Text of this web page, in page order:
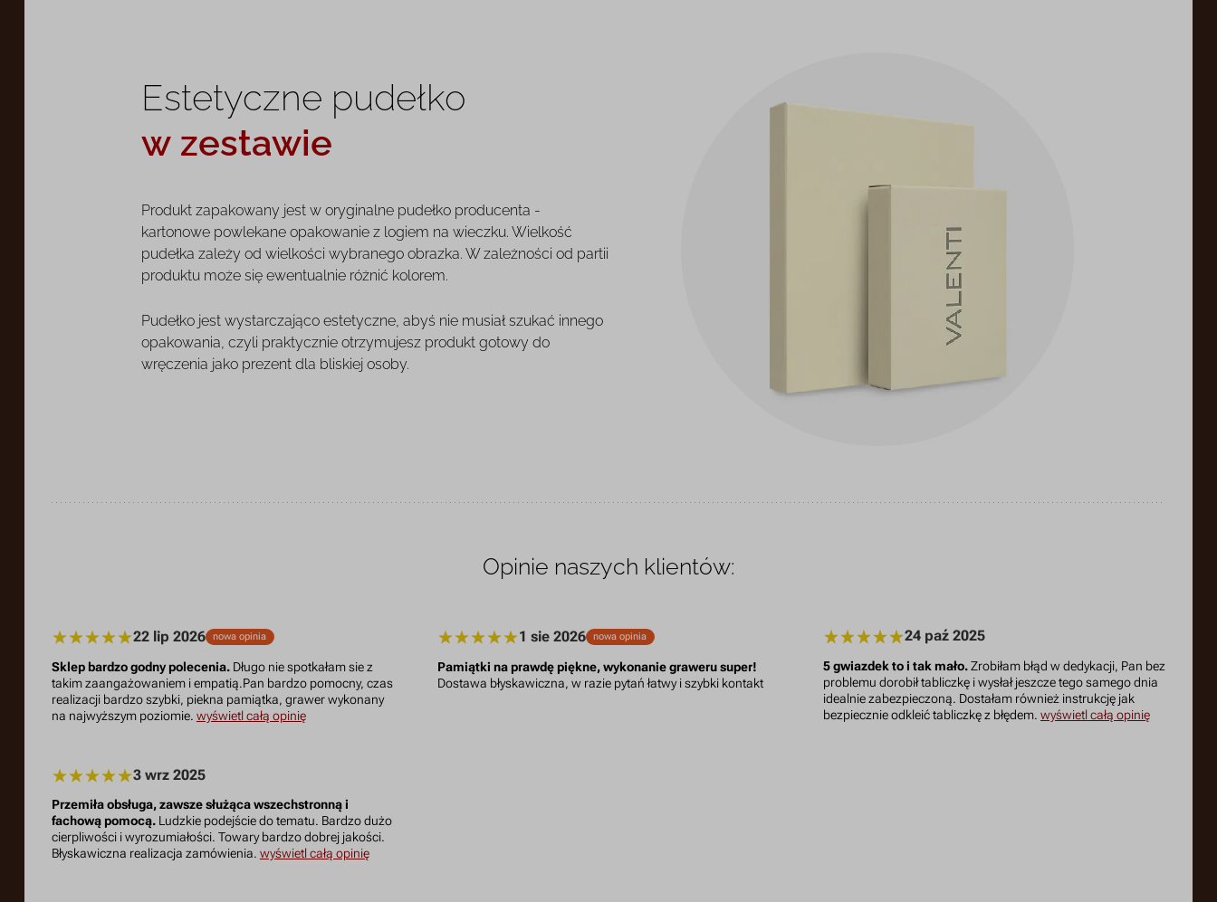
Estetyczne pudełko
w zestawie
Produkt zapakowany jest w oryginalne pudełko producenta -
kartonowe powlekane opakowanie z logiem na wieczku. Wielkość
pudełka zależy od wielkości wybranego obrazka. W zależności od partii
produktu może się ewentualnie różnić kolorem.
Pudełko jest wystarczająco estetyczne, abyś nie musiał szukać innego
opakowania, czyli praktycznie otrzymujesz produkt gotowy do
wręczenia jako prezent dla bliskiej osoby.
Opinie naszych klientów:
22 lip 2026 nowa opinia
Sklep bardzo godny polecenia.Długo nie spotkałam sie z
takim zaangażowaniem i empatią.Pan bardzo pomocny, czas
realizacji bardzo szybki, piekna pamiątka, grawer wykonany
na najwyższym poziomie. wyświetl całą opinię
1 sie 2026 nowa opinia
Pamiątki na prawdę piękne, wykonanie graweru super!
Dostawa błyskawiczna, w razie pytań łatwy i szybki kontakt
24 paź 2025
5 gwiazdek to i tak mało.Zrobiłam błąd w dedykacji, Pan bez
problemu dorobił tabliczkę i wysłał jeszcze tego samego dnia
idealnie zabezpieczoną. Dostałam również instrukcję jak
bezpiecznie odkleić tabliczkę z błędem.wyświetl całą opinię
3 wrz 2025
Przemiła obsługa, zawsze służąca wszechstronną i
fachową pomocą.Ludzkie podejście do tematu. Bardzo dużo
cierpliwości i wyrozumiałości. Towary bardzo dobrej jakości.
Błyskawiczna realizacja zamówienia. wyświetl całą opinię